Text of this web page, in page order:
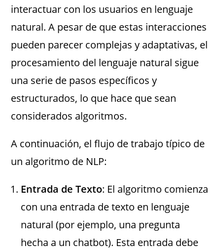
interactuar con los usuarios en lenguaje
natural. A pesar de que estas interacciones
pueden parecer complejas y adaptativas, el
procesamiento del lenguaje natural sigue
una serie de pasos específicos y
estructurados, lo que hace que sean
considerados algoritmos.
A continuación, el flujo de trabajo típico de
un algoritmo de NLP:
Entrada de Texto: El algoritmo comienza
con una entrada de texto en lenguaje
natural (por ejemplo, una pregunta
hecha a un chatbot). Esta entrada debe